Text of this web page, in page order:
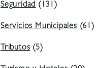
Seguridad(131)
Servicios Municipales(61)
Tributos(5)